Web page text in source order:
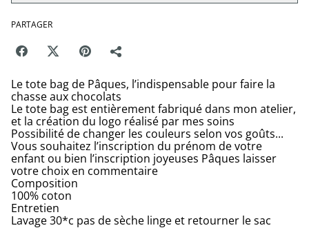
PARTAGER
Le tote bag de Pâques, l’indispensable pour faire la
chasse aux chocolats
Le tote bag est entièrement fabriqué dans mon atelier,
et la création du logo réalisé par mes soins
Possibilité de changer les couleurs selon vos goûts...
Vous souhaitez l’inscription du prénom de votre
enfant ou bien l’inscription joyeuses Pâques laisser
votre choix en commentaire
Composition
100% coton
Entretien
Lavage 30*c pas de sèche linge et retourner le sac